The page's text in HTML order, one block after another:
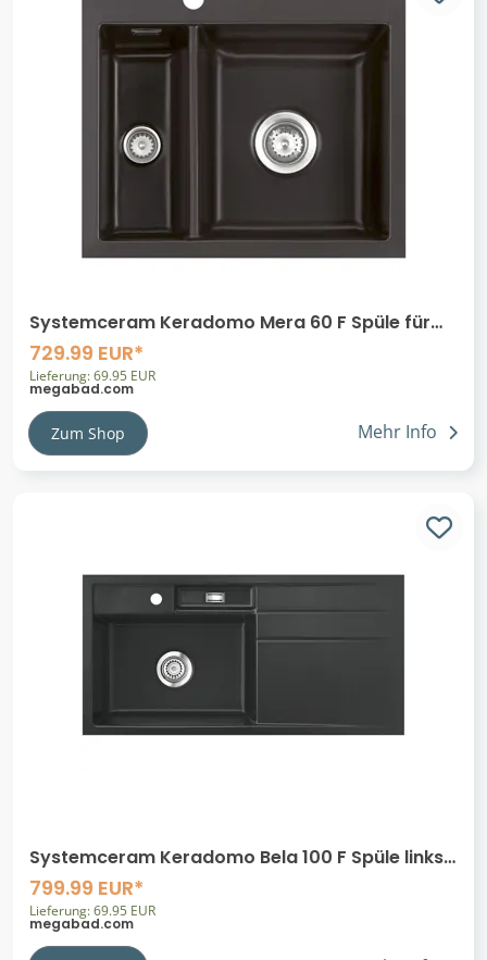
Systemceram Keradomo Mera 60 F Spüle für
flächenbündigen Einbau mit
Excenterbetätigung, inkl. Armaturbohrung
729.99 EUR*
Lieferung: 69.95 EUR
megabad.com
Zum Shop Mehr Info
Systemceram Keradomo Bela 100 F Spüle links
für flächenbündigen Einbau mit
Handbetätigung, inkl. Armaturbohrung
799.99 EUR*
Lieferung: 69.95 EUR
megabad.com